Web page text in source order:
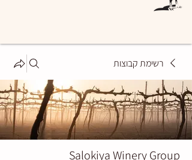
רשימת קבוצות
Salokiya Winery Group